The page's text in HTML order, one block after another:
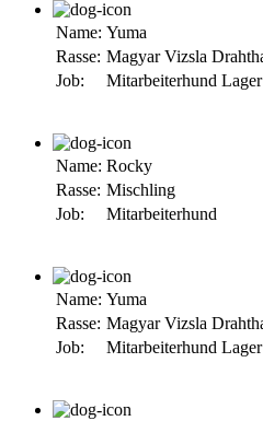
Name: Yuma
Rasse: Magyar Vizsla
Job:
Mitarbeiterhund Lager
Name: Rocky
Rasse: Mischling
Job:
Mitarbeiterhund
Name: Yuma
Rasse: Magyar Vizsla
Job:
Mitarbeiterhund Lager